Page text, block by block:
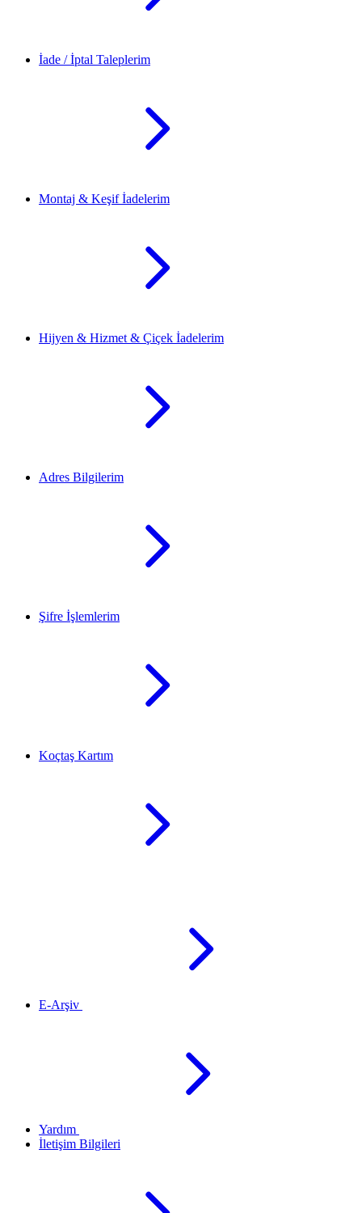
İade / İptal Taleplerim
Montaj & Keşif İadelerim
Hijyen & Hizmet & Çiçek İadelerim
Adres Bilgilerim
Şifre İşlemlerim
Koçtaş Kartım
E-Arşiv
Yardım
İletişim Bilgileri